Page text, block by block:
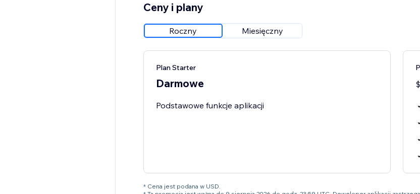
Ceny i plany
Roczny Miesięczny
Plan Starter
Darmowe
Podstawowe funkcje aplikacji
$
* Cena jest podana w USD.